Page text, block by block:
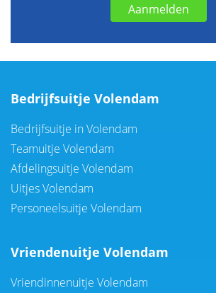
Aanmelden
Bedrijfsuitje Volendam
Bedrijfsuitje in Volendam
Teamuitje Volendam
Afdelingsuitje Volendam
Uitjes Volendam
Personeelsuitje Volendam
Vriendenuitje Volendam
Vriendinnenuitje Volendam